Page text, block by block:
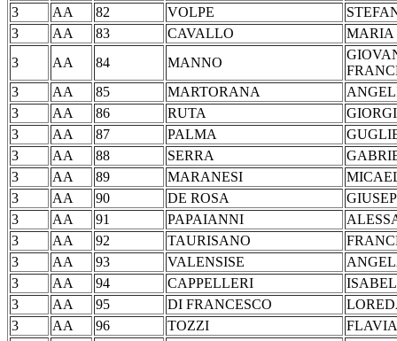
3
AA 82 VOLPE
3
AA 83 CAVALLO
3
AA 84 MANNO
3
AA 85 MARTORANA
3
AA 86 RUTA
3
AA 87 PALMA
3
AA 88 SERRA
3
AA 89 MARANESI
3
AA 90 DE ROSA
3
AA 91 PAPAIANNI
3
AA 92 TAURISANO
3
AA 93 VALENSISE
3
AA 94 CAPPELLERI
3
AA 95 DI FRANCESCO
3
AA 96 TOZZI